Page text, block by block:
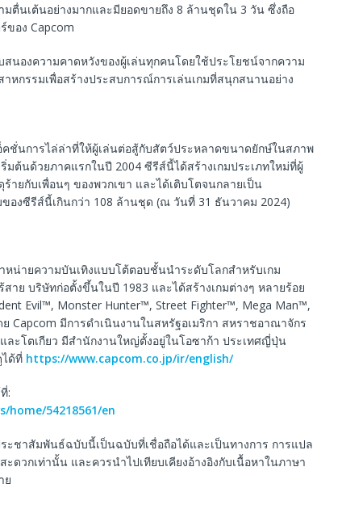
มตื่นเต้นอย่างมากและมียอดขายถึง 8 ล้านชุดใน 3 วัน ซึ่งถือ
ของ Capcom
นองความคาดหวังของผู้เล่นทุกคนโดยใช้ประโยชน์จากความ
กรรมเพื่อสร้างประสบการณ์การเล่นเกมที่สนุกสนานอย่าง
ชั่นการไล่ล่าที่ให้ผู้เล่นต่อสู้กับสัตว์ประหลาดขนาดยักษ์ในสภาพ
ต้นด้วยภาคแรกในปี 2004 ซีรีส์นี้ได้สร้างเกมประเภทใหม่ที่ผู้
ายกับเพื่อนๆ ของพวกเขา และได้เติบโตจนกลายเป็น
องซีรีส์นี้เกินกว่า 108 ล้านชุด (ณ วันที่ 31 ธันวาคม 2024)
น่ายความบันเทิงแบบโต้ตอบชั้นนำระดับโลกสำหรับเกม
ย บริษัทก่อตั้งขึ้นในปี 1983 และได้สร้างเกมต่างๆ หลายร้อย
Evil™, Monster Hunter™, Street Fighter™, Mega Man™,
Capcom มีการดำเนินงานในสหรัฐอเมริกา สหราชอาณาจักร
ละโตเกียว มีสำนักงานใหญ่ตั้งอยู่ในโอซาก้า ประเทศญี่ปุ่น
ได้ที่ https://www.capcom.co.jp/ir/english/
:
home/54218561/en
ะชาสัมพันธ์ฉบับนี้เป็นฉบับที่เชื่อถือได้และเป็นทางการ การแปล
ดวกเท่านั้น และควรนำไปเทียบเคียงอ้างอิงกับเนื้อหาในภาษา
ย